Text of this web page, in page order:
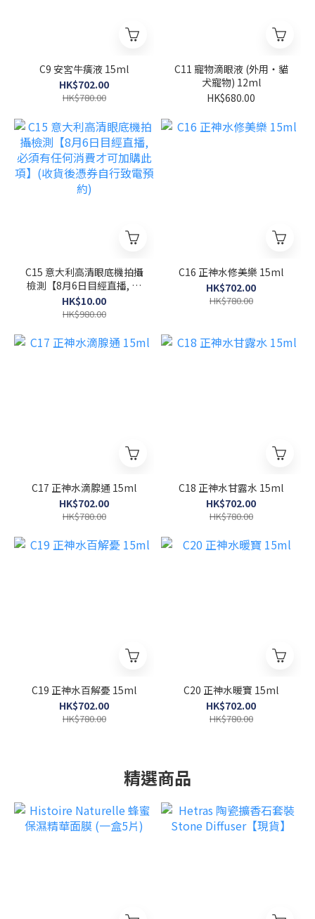
C9 安宮牛癀液 15ml
HK$702.00
HK$780.00
C11 寵物滴眼液 (外用・貓
犬寵物) 12ml
HK$680.00
C15 意大利高清眼底機拍攝
檢測【8月6日目經直播, 必
須有任何消費才可加購此
項】(收貨後憑券自行致電
HK$10.00
HK$980.00
C16 正神水修美樂 15ml
HK$702.00
HK$780.00
C17 正神水滴腺通 15ml
HK$702.00
HK$780.00
C18 正神水甘露水 15ml
HK$702.00
HK$780.00
C19 正神水百解憂 15ml
HK$702.00
HK$780.00
C20 正神水暖寶 15ml
HK$702.00
HK$780.00
精選商品